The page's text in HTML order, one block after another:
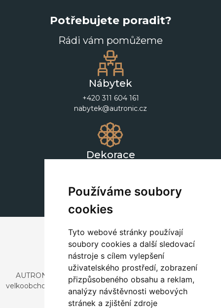
Používáme soubory
cookies
Tyto webové stránky používají
soubory cookies a další sledovací
nástroje s cílem vylepšení
uživatelského prostředí, zobrazení
přizpůsobeného obsahu a reklam,
analýzy návštěvnosti webových
stránek a zjištění zdroje
Potřebujete poradit?
Rádi vám pomůžeme
Nábytek
+420 311 604 161
nabytek@autronic.cz
Dekorace
AUTRONIC, s.r.o. je společnost zabývající se dovozem a
velkoobchodním prodejem designového i stylového nábytku
a dekorací.